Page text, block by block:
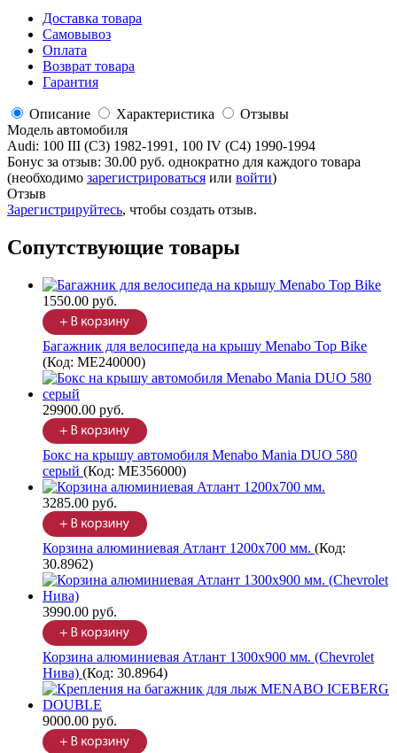
Доставка товара
Самовывоз
Оплата
Возврат товара
Гарантия
Описание Характеристика
Отзывы
Модель автомобиля
Audi: 100 III (C3) 1982-1991, 100 IV (C4) 1990-1994
Бонус за отзыв: 30.00 руб. однократно для каждого товара
(необходимо зарегистрироваться или войти)
Отзыв
Зарегистрируйтесь, чтобы создать отзыв.
Сопутствующие товары
1550.00 руб.
Багажник для велосипеда на крышу Menabo Top Bike
(Код: ME240000)
29900.00 руб.
Бокс на крышу автомобиля Menabo Mania DUO 580
серый (Код: ME356000)
3285.00 руб.
Корзина алюминиевая Атлант 1200х700 мм. (Код:
30.8962)
3990.00 руб.
Корзина алюминиевая Атлант 1300х900 мм. (Chevrolet
Нива) (Код: 30.8964)
9000.00 руб.